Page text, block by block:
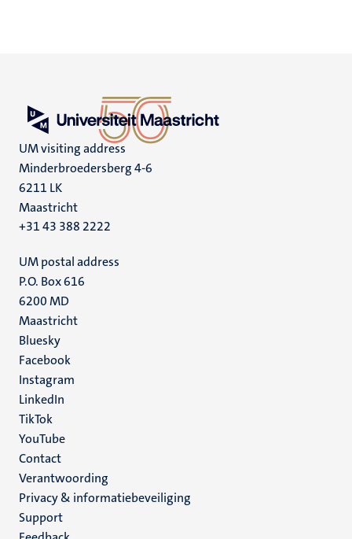
UM visiting address
Minderbroedersberg 4-6
6211 LK
Maastricht
+31 43 388 2222
UM postal address
P.O. Box 616
6200 MD
Maastricht
Social
media
Bluesky
Facebook
Instagram
LinkedIn
TikTok
YouTube
Menu
footer
(NL)
Contact
Verantwoording
Privacy & informatiebeveiliging
Support